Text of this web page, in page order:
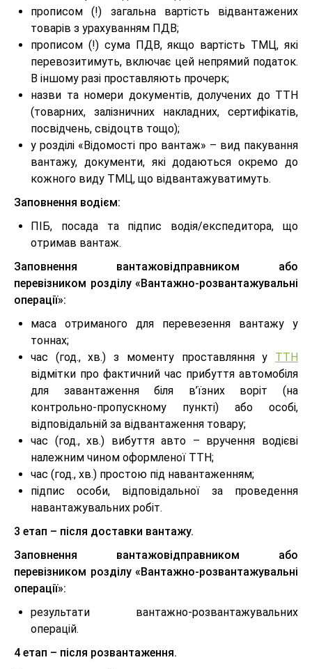
прописом (!) загальна вартість відвантажених
товарів з урахуванням ПДВ;
прописом (!) сума ПДВ, якщо вартість ТМЦ, які
перевозитимуть, включає цей непрямий податок.
В іншому разі проставляють прочерк;
назви та номери документів, долучених до ТТН
(товарних, залізничних накладних, сертифікатів,
посвідчень, свідоцтв тощо);
у розділі «Відомості про вантаж» – вид пакування
вантажу, документи, які додаються окремо до
кожного виду ТМЦ, що відвантажуватимуть.
Заповнення водієм:
ПІБ, посада та підпис водія/експедитора, що
отримав вантаж.
Заповнення вантажовідправником або
перевізником розділу «Вантажно-розвантажувальні
операції»:
маса отриманого для перевезення вантажу у
тоннах;
час (год., хв.) з моменту проставляння у ТТН
відмітки про фактичний час прибуття автомобіля
для завантаження біля в’їзних воріт (на
контрольно-пропускному пункті) або особі,
відповідальній за відвантаження товару;
час (год., хв.) вибуття авто – вручення водієві
належним чином оформленої ТТН;
час (год., хв.) простою під навантаженням;
підпис особи, відповідальної за проведення
навантажувальних робіт.
3 етап – після доставки вантажу.
Заповнення вантажовідправником або
перевізником розділу «Вантажно-розвантажувальні
операції»:
результати вантажно-розвантажувальних
операцій.
4 етап – після розвантаження.